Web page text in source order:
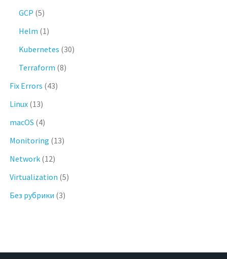
GCP (5)
Helm (1)
Kubernetes (30)
Terraform (8)
Fix Errors (43)
Linux (13)
macOS (4)
Monitoring (13)
Network (12)
Virtualization (5)
Без рубрики (3)